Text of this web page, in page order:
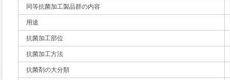
同等抗菌加工製品群の内容
用途
抗菌加工部位
抗菌加工方法
抗菌剤の大分類